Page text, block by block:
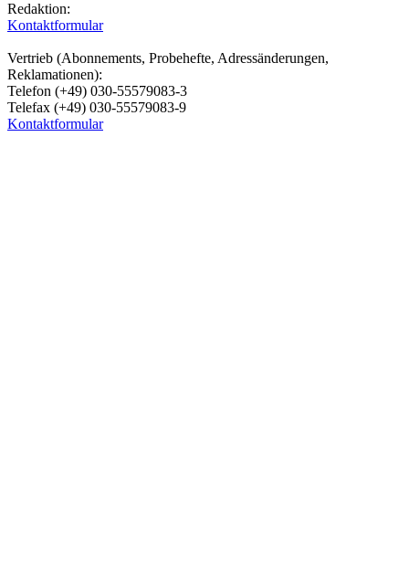
Redaktion:
Kontaktformular
Vertrieb (Abonnements, Probehefte, Adressänderungen,
Reklamationen):
Telefon (+49) 030-55579083-3
Telefax (+49) 030-55579083-9
Kontaktformular